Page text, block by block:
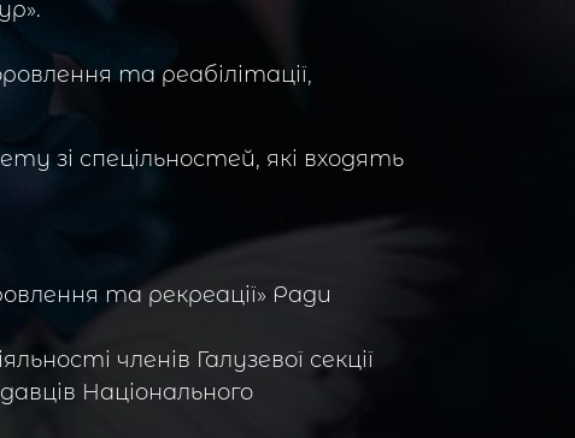
та реабілітації,
зі спецільностей, які входять
та рекреації» Ради
членів Галузевої секції
Національного